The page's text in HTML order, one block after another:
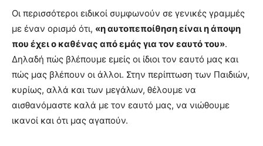
Οι περισσότεροι ειδικοί συμφωνούν σε γενικές γραμμές
με έναν ορισμό ότι, «η αυτοπεποίθηση είναι η άποψη
που έχει ο καθένας από εμάς για τον εαυτό του».
Δηλαδή πώς βλέπουμε εμείς οι ίδιοι τον εαυτό μας και
πώς μας βλέπουν οι άλλοι. Στην περίπτωση των Παιδιών,
κυρίως, αλλά και των μεγάλων, θέλουμε να
αισθανόμαστε καλά με τον εαυτό μας, να νιώθουμε
ικανοί και ότι μας αγαπούν.